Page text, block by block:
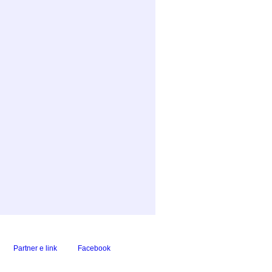
Partner e link Facebook